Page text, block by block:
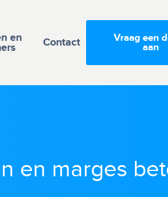
en
Contact
Vraag een
aan
en marges